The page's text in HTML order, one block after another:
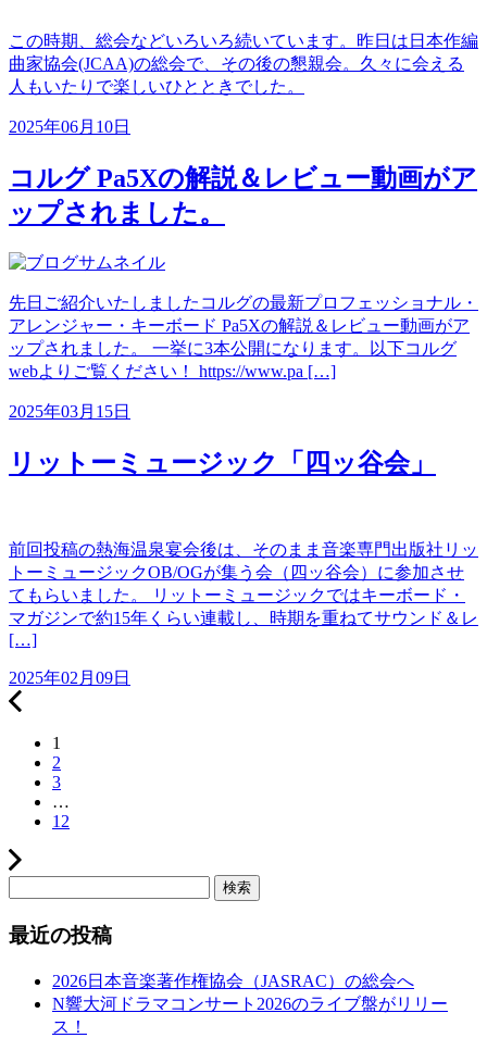
この時期、総会などいろいろ続いています。昨日は日本作編
曲家協会(JCAA)の総会で、その後の懇親会。久々に会える
人もいたりで楽しいひとときでした。
2025年06月10日
コルグ Pa5Xの解説＆レビュー動画がア
ップされました。
先日ご紹介いたしましたコルグの最新プロフェッショナル・
アレンジャー・キーボード Pa5Xの解説＆レビュー動画がア
ップされました。 一挙に3本公開になります。以下コルグ
webよりご覧ください！ https://www.pa […]
2025年03月15日
リットーミュージック「四ッ谷会」
前回投稿の熱海温泉宴会後は、そのまま音楽専門出版社リッ
トーミュージックOB/OGが集う会（四ッ谷会）に参加させ
てもらいました。 リットーミュージックではキーボード・
マガジンで約15年くらい連載し、時期を重ねてサウンド＆レ
[…]
2025年02月09日
1
2
3
…
12
検索
最近の投稿
2026日本音楽著作権協会（JASRAC）の総会へ
N響大河ドラマコンサート2026のライブ盤がリリー
ス！